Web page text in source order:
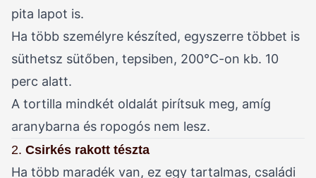
pita lapot is.
Ha több személyre készíted, egyszerre többet is
süthetsz sütőben, tepsiben, 200°C-on kb. 10
perc alatt.
A tortilla mindkét oldalát pirítsuk meg, amíg
aranybarna és ropogós nem lesz.
2. Csirkés rakott tészta
Ha több maradék van, ez egy tartalmas, családi